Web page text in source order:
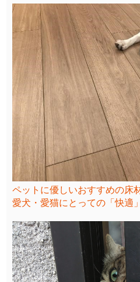
ペットに優しいおすすめの床
愛犬・愛猫にとっての「快適